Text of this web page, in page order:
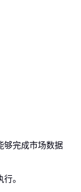
够完成市场数据
。